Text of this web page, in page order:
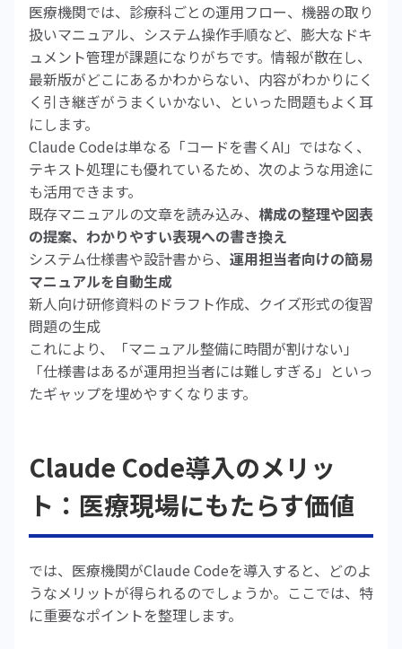
医療機関では、診療科ごとの運用フロー、機器の取り
扱いマニュアル、システム操作手順など、膨大なドキ
ュメント管理が課題になりがちです。情報が散在し、
最新版がどこにあるかわからない、内容がわかりにく
く引き継ぎがうまくいかない、といった問題もよく耳
にします。
Claude Codeは単なる「コードを書くAI」ではなく、
テキスト処理にも優れているため、次のような用途に
も活用できます。
既存マニュアルの文章を読み込み、 構成の整理や図表
の提案、わかりやすい表現への書き換え
システム仕様書や設計書から、 運用担当者向けの簡易
マニュアルを自動生成
新人向け研修資料のドラフト作成、クイズ形式の復習
問題の生成
これにより、「マニュアル整備に時間が割けない」
「仕様書はあるが運用担当者には難しすぎる」といっ
たギャップを埋めやすくなります。
Claude Code導入のメリッ
ト：医療現場にもたらす価値
では、医療機関がClaude Codeを導入すると、どのよ
うなメリットが得られるのでしょうか。ここでは、特
に重要なポイントを整理します。